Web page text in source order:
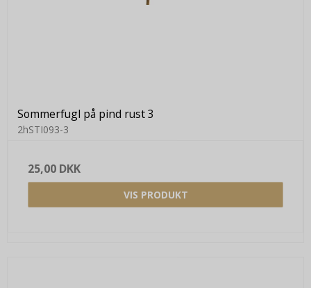
Sommerfugl på pind rust 3
2hSTI093-3
25,00 DKK
VIS PRODUKT